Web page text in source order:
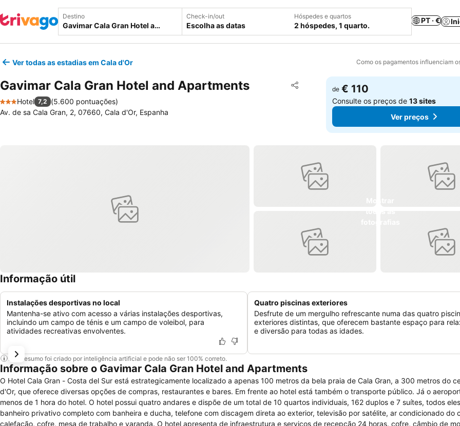
Destino Check-in/out
Escolha as datas
Hóspedes e quartos
2 hóspedes, 1 quarto.
PT · €
Ver todas as estadias em Cala d'Or Como os pagamentos influenciam
Gavimar Cala Gran Hotel and Apartments Partilhar
Adicionar aos favoritos
3 Estrelas
Hotel 7,2 (5.600 pontuações)
Av. de sa Cala Gran, 2, 07660, Cala d'Or, Espanha
de € 110
Consulte os preços de13 sites
Ver preços
Informação útil
Instalações desportivas no local
Mantenha-se ativo com acesso a várias instalações desportivas,
incluindo um campo de ténis e um campo de voleibol, para
atividades recreativas envolventes.
Quatro piscinas exteriores
Desfrute de um mergulho refrescante numa das quatro
exteriores distintas, que oferecem bastante espaço para
e diversão para todas as idades.
Este resumo foi criado por inteligência artificial e pode não ser 100% correto.
Informação sobre o Gavimar Cala Gran Hotel and Apartments
O Hotel Cala Gran - Costa del Sur está estrategicamente localizado a apenas 100 metros da bela praia de Cala Gran, a 300 metros do
d'Or, que oferece diversas opções de compras, restaurantes e bares. Em frente ao hotel está também o transporte público. Já o
menos de 1 hora do hotel. O hotel possui quatro andares e dispõe de um total de 10 quartos individuais, 162 duplos e 7 suítes, todos
banheiro privativo completo com banheira e ducha, telefone com discagem direta ao exterior, televisão por satélite, ar condicionado do
calefação, cofre, mesa de trabalho e varanda. O hotel apresenta de infraestrutura e serviços de recepção 24 horas, cofre, câmbio de